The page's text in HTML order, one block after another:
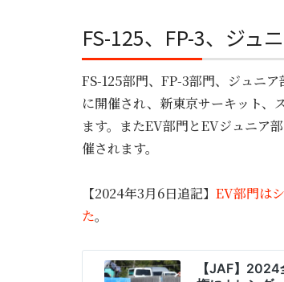
FS-125、FP-3、ジュ
FS-125部門、FP-3部門、ジュニ
に開催され、新東京サーキット、
ます。またEV部門とEVジュニア
催されます。
【2024年3月6日追記】 EV部門は
た。